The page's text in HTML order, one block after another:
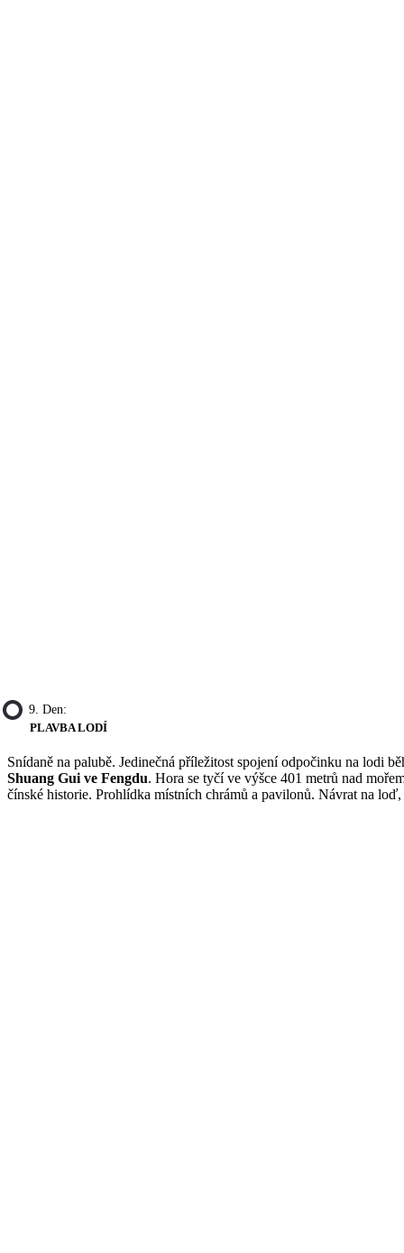
9. Den:
PLAVBA LODÍ
Snídaně na palubě. Jedinečná příležitost spojení odpočinku na lodi
Shuang Gui ve Fengdu. Hora se tyčí ve výšce 401 metrů nad
čínské historie. Prohlídka místních chrámů a pavilonů. Návrat na